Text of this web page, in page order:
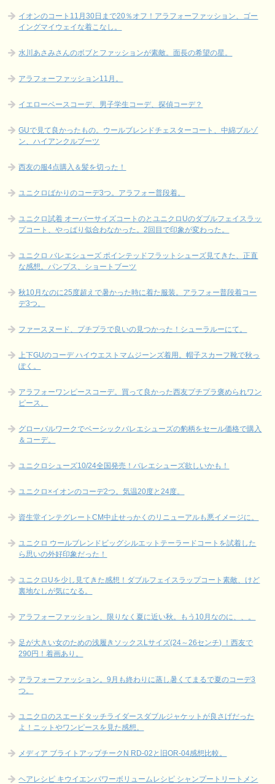
イオンのコート11月30日まで20％オフ！アラフォーファッション、ゴー
イングマイウェイな着こなし。
水川あさみさんのボブとファッションが素敵。面長の希望の星。
アラフォーファッション11月。
イエローベースコーデ、男子学生コーデ、探偵コーデ？
GUで見て良かったもの。ウールブレンドチェスターコート、中綿ブルゾ
ン、ハイアンクルブーツ
西友の服4点購入＆髪を切った！
ユニクロばかりのコーデ3つ。アラフォー普段着。
ユニクロ試着 オーバーサイズコートのとユニクロUのダブルフェイスラッ
プコート、やっぱり似合わなかった。2回目で印象が変わった。
ユニクロ バレエシューズ ポインテッドフラットシューズ見てきた、正直
な感想。パンプス、ショートブーツ
秋10月なのに25度超えで暑かった時に着た服装。アラフォー普段着コー
デ3つ。
ファースヌード、プチプラで良いの見つかった！シューラルーにて。
上下GUのコーデ ハイウエストマムジーンズ着用。帽子スカーフ靴で秋っ
ぽく。
アラフォーワンピースコーデ。買って良かった西友プチプラ褒められワン
ピース。
グローバルワークでベーシックバレエシューズの豹柄をセール価格で購入
＆コーデ。
ユニクロシューズ10/24全国発売！バレエシューズ欲しいかも！
ユニクロ×イオンのコーデ2つ。気温20度と24度。
資生堂インテグレートCM中止せっかくのリニューアルも悪イメージに。
ユニクロ ウールブレンドビッグシルエットテーラードコートを試着した
ら思いの外好印象だった！
ユニクロUを少し見てきた感想！ダブルフェイスラップコート素敵、けど
裏地なしが気になる。
アラフォーファッション、限りなく夏に近い秋。もう10月なのに、、。
足が大きい女のための浅履きソックスLサイズ(24～26センチ) ！西友で
290円！着画あり。
アラフォーファッション。9月も終わりに蒸し暑くてまるで夏のコーデ3
つ。
ユニクロのスエードタッチライダースダブルジャケットが良さげだった
よ！ニットやワンピースを見た感想。
メディア ブライトアップチークN RD-02と旧OR-04感想比較。
ヘアレシピ キウイエンパワーボリュームレシピ シャンプートリートメン